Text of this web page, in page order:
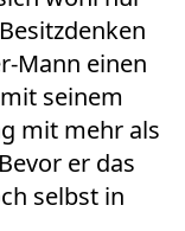
Mann einen
seinem
mit mehr als
er das
selbst in